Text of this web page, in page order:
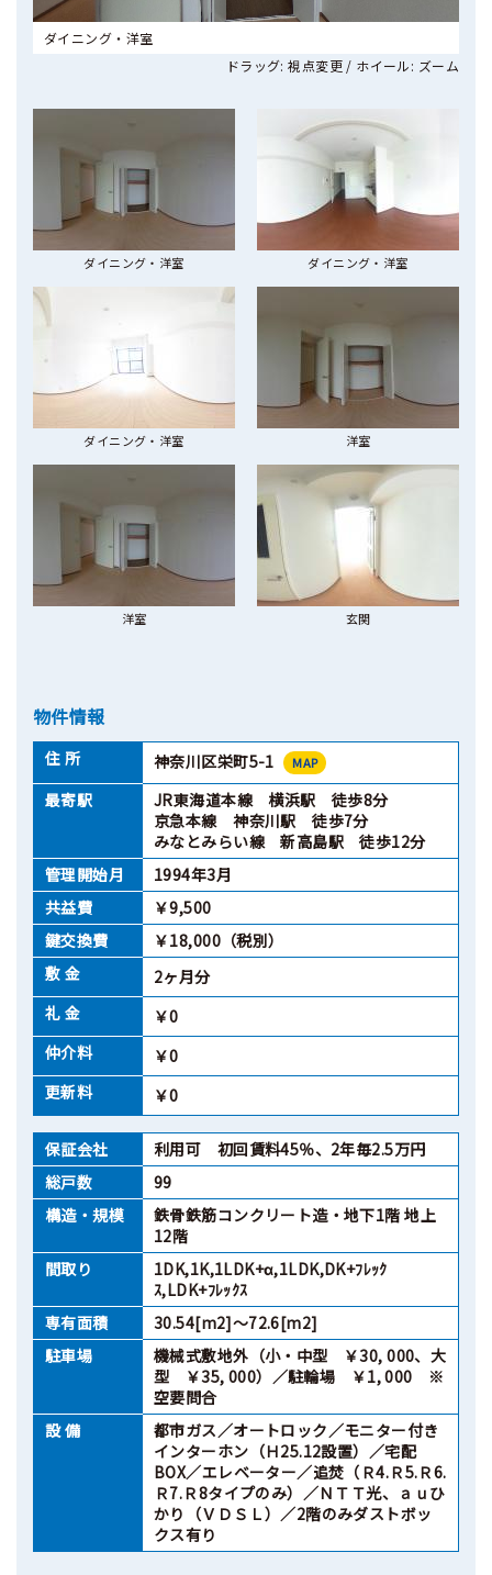
ダイニング・洋室
ドラッグ: 視点変更 / ホイール: ズーム
ダイニング・洋室 ダイニング・洋室
ダイニング・洋室 洋室
洋室 玄関
物件情報
住 所 神奈川区栄町5-1 MAP
最寄駅
JR東海道本線 横浜駅 徒歩8分
京急本線 神奈川駅 徒歩7分
みなとみらい線 新高島駅 徒歩12分
管理開始月
1994年3月
共益費
￥9,500
鍵交換費
￥18,000（税別）
敷 金
2ヶ月分
礼 金
￥0
仲介料
￥0
更新料
￥0
保証会社
利用可 初回賃料45％、2年毎2.5万円
総戸数
99
構造・規模
鉄骨鉄筋コンクリート造・地下1階 地上
12階
間取り
1DK,1K,1LDK+α,1LDK,DK+ﾌﾚｯｸ
ｽ,LDK+ﾌﾚｯｸｽ
専有面積
30.54[m2]～72.6[m2]
駐車場
機械式敷地外（小・中型 ￥30, 000、大
型 ￥35, 000）／駐輪場 ￥1, 000 ※
空要問合
設 備
都市ガス／オートロック／モニター付き
インターホン（Ｈ25.12設置）／宅配
BOX／エレベーター／追焚（Ｒ4.Ｒ5.Ｒ6.
Ｒ7.Ｒ8タイプのみ）／ＮＴＴ光、ａｕひ
かり（ＶＤＳＬ）／2階のみダストボッ
クス有り